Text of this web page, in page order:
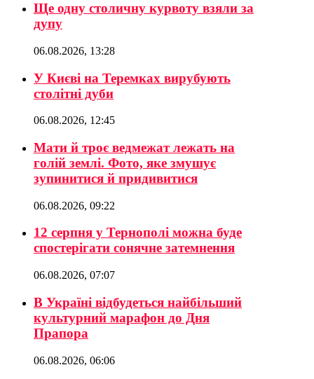
Ще одну столичну курвоту взяли за
дупу
06.08.2026, 13:28
У Києві на Теремках вирубують
столітні дуби
06.08.2026, 12:45
Мати й троє ведмежат лежать на
голій землі. Фото, яке змушує
зупинитися й придивитися
06.08.2026, 09:22
12 серпня у Тернополі можна буде
спостерігати сонячне затемнення
06.08.2026, 07:07
В Україні відбудеться найбільший
культурний марафон до Дня
Прапора
06.08.2026, 06:06